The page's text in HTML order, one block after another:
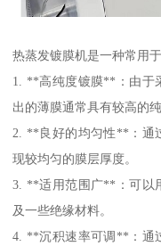
热蒸发镀膜机是一种常用
1. **高纯度镀膜**：由于
出的薄膜通常具有较高的纯
2. **良好的均匀性**：通
现较均匀的膜层厚度。
3. **适用范围广**：可以
及一些绝缘材料。
4. **沉积速率可调**：通